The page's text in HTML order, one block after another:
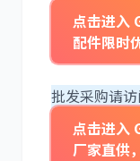
奔驰
卡尔玛
点击进入
配件限时
批发采购请
点击进入
厂家直供